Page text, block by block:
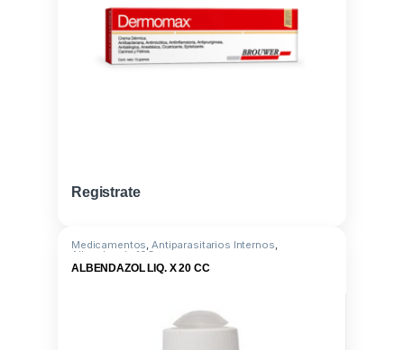
Registrate
Medicamentos,Antiparasitarios Internos,
Albendazole 10G
ALBENDAZOL LIQ. X 20 CC